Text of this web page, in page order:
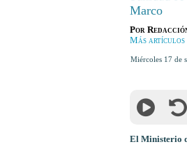
Marco
Por
Más artículos
miércoles 17
El Ministerio